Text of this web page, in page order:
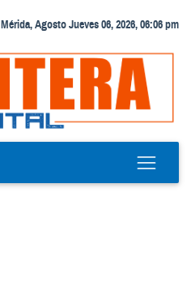
Mérida, Agosto Jueves 06, 2026, 06:06 pm